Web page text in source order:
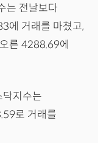
는 전날보다
에 거래를 마쳤고,
른 4288.69에
지수는
로 거래를